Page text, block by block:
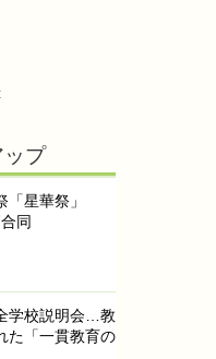
プ
星華祭」
同
学校説明会…教
た「一貫教育の